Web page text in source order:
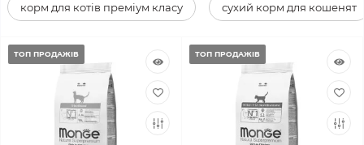
корм для котів преміум класу сухий корм для кошенят
ТОП ПРОДАЖІВ ТОП ПРОДАЖІВ